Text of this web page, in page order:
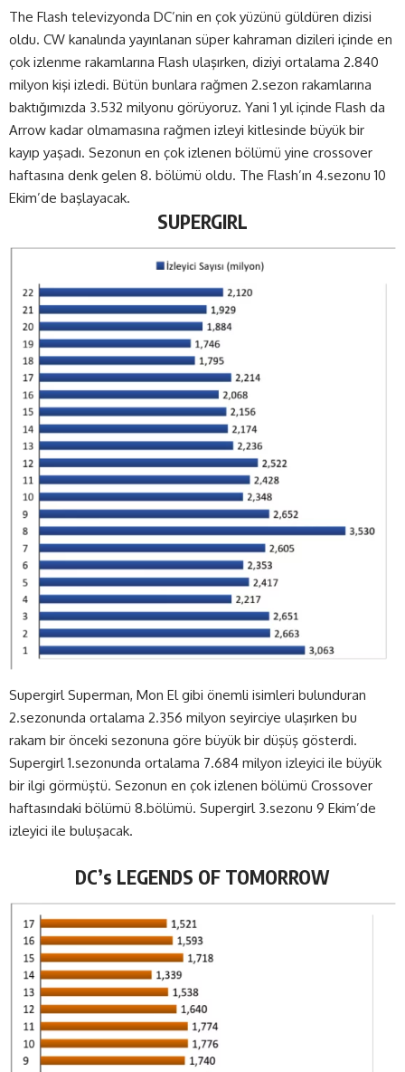
The Flash televizyonda DC’nin en çok yüzünü güldüren dizisi
oldu. CW kanalında yayınlanan süper kahraman dizileri içinde en
çok izlenme rakamlarına Flash ulaşırken, diziyi ortalama 2.840
milyon kişi izledi. Bütün bunlara rağmen 2.sezon rakamlarına
baktığımızda 3.532 milyonu görüyoruz. Yani 1 yıl içinde Flash da
Arrow kadar olmamasına rağmen izleyi kitlesinde büyük bir
kayıp yaşadı. Sezonun en çok izlenen bölümü yine crossover
haftasına denk gelen 8. bölümü oldu. The Flash’ın 4.sezonu 10
Ekim’de başlayacak.
SUPERGIRL
Supergirl Superman, Mon El gibi önemli isimleri bulunduran
2.sezonunda ortalama 2.356 milyon seyirciye ulaşırken bu
rakam bir önceki sezonuna göre büyük bir düşüş gösterdi.
Supergirl 1.sezonunda ortalama 7.684 milyon izleyici ile büyük
bir ilgi görmüştü. Sezonun en çok izlenen bölümü Crossover
haftasındaki bölümü 8.bölümü. Supergirl 3.sezonu 9 Ekim’de
izleyici ile buluşacak.
DC’s LEGENDS OF TOMORROW